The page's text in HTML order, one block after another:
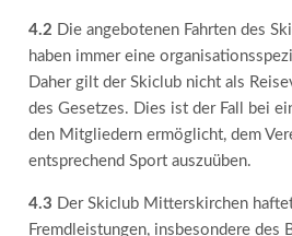
4.2 Die angebotenen Fahrten des
haben immer eine
Daher gilt der Skiclub nicht als
des Gesetzes. Dies ist der Fall bei
den Mitgliedern ermöglicht, dem
entsprechend Sport auszuüben.
4.3 Der Skiclub Mitterskirchen
Fremdleistungen, insbesondere des